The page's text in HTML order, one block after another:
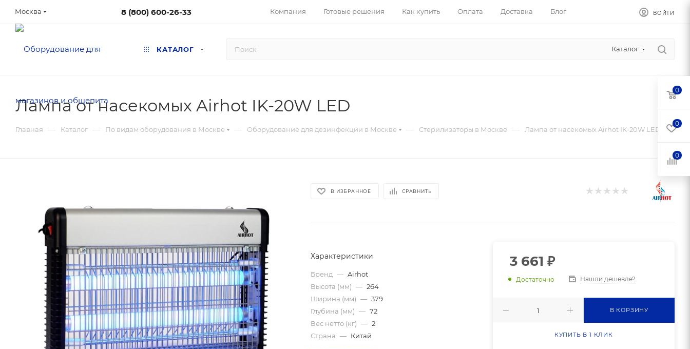
Москва 8 (800) 600-26-33 Компания Готовые решения Как купить Оплата Доставка Блог ВОЙТИ
КАТАЛОГ Каталог
Лампа от насекомых Airhot IK-20W LED
Главная — Каталог — По видам оборудования в Москве — Оборудование для дезинфекции в Москве — Стерилизаторы в Москве — Лампа от насекомых Airhot IK-20W LED
В ИЗБРАННОЕ СРАВНИТЬ
Характеристики
Бренд — Airhot
Высота (мм) — 264
Ширина (мм) — 379
Глубина (мм) — 72
Вес нетто (кг) — 2
Страна — Китай
3 661 ₽
Достаточно Нашли дешевле?
В КОРЗИНУ
КУПИТЬ В 1 КЛИК
0
0
0